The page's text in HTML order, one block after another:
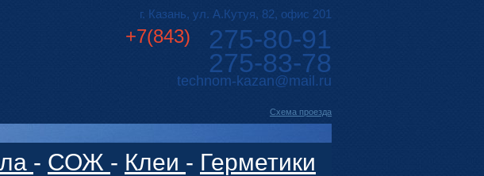
г. Казань, ул. А.Кутуя, 82, офис 201
+7(843) 275-80-91
275-83-78
technom-kazan@mail.ru
Cхема проезда
- СОЖ - Клеи - Герметики